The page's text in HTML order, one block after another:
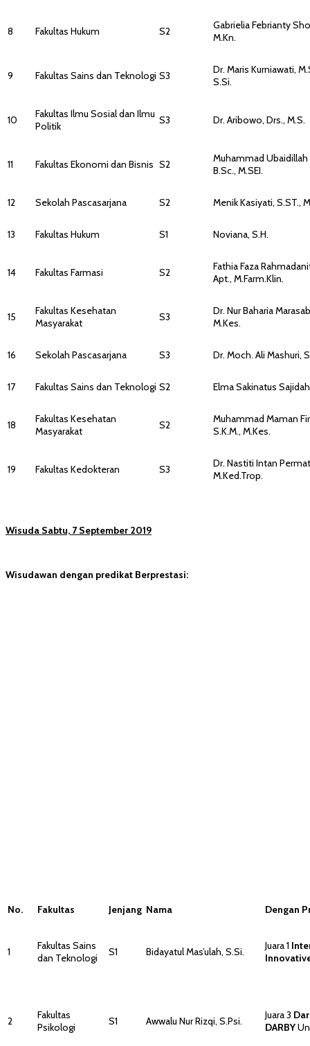
8 Fakultas Hukum S2
Gabrielia Febrianty
M.Kn.
9 Fakultas Sains dan Teknologi S3
Dr. Maris Kurniawati,
S.Si.
10
Fakultas Ilmu Sosial dan Ilmu
Politik
S3 Dr. Aribowo, Drs., M.S.
11 Fakultas Ekonomi dan Bisnis S2
Muhammad
B.Sc., M.SEI.
12 Sekolah Pascasarjana S2 Menik Kasiyati, S.ST.,
13 Fakultas Hukum S1 Noviana, S.H.
14 Fakultas Farmasi S2
Fathia Faza
Apt., M.Farm.Klin.
15
Fakultas Kesehatan
Masyarakat
S3
Dr. Nur Baharia
M.Kes.
16 Sekolah Pascasarjana S3 Dr. Moch. Ali Mashuri,
17 Fakultas Sains dan Teknologi S2 Elma Sakinatus
18
Fakultas Kesehatan
Masyarakat
S2
Muhammad Maman
S.K.M., M.Kes.
19 Fakultas Kedokteran S3
Dr. Nastiti Intan
M.Ked.Trop.
Wisuda Sabtu, 7 September 2019
Wisudawan dengan predikat Berprestasi:
No. Fakultas Jenjang Nama Dengan
1
Fakultas Sains
dan Teknologi
S1 Bidayatul Mas’ulah, S.Si. Juara 1
2
Fakultas
Psikologi
S1 Awwalu Nur Rizqi, S.Psi. Juara 3
DARBY